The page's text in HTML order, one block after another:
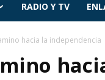
RADIO Y TV
hacia la independencia